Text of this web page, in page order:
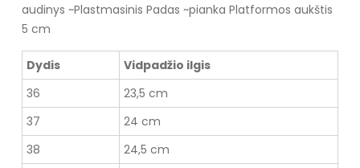
audinys ~Plastmasinis Padas ~pianka Platformos aukštis
5 cm
Dydis
Vidpadžio ilgis
36
23,5 cm
37
24 cm
38
24,5 cm